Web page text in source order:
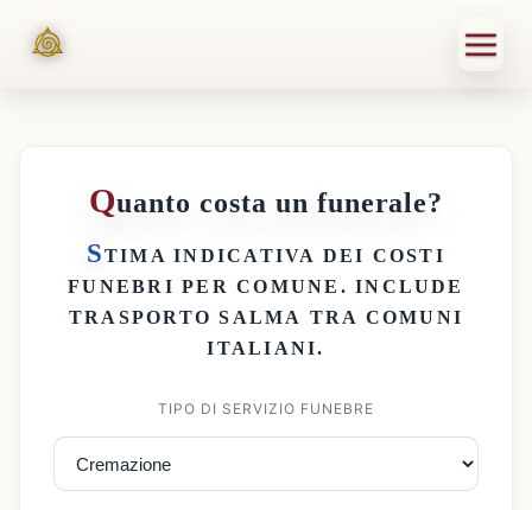
Quanto costa un funerale?
STIMA INDICATIVA DEI COSTI
FUNEBRI PER COMUNE . INCLUDE
TRASPORTO SALMA TRA COMUNI
ITALIANI.
TIPO DI SERVIZIO FUNEBRE